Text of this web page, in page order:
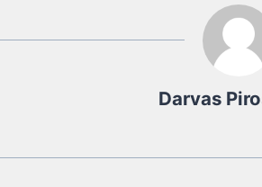
Darvas